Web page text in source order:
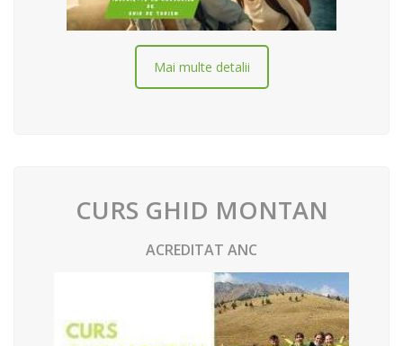
Mai multe detalii
CURS GHID MONTAN
ACREDITAT ANC